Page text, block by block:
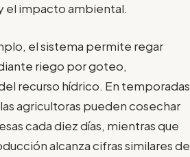
el impacto ambiental.
el sistema permite regar
riego por goteo,
recurso hídrico. En temporadas
agricultoras pueden cosechar
cada diez días, mientras que
alcanza cifras similares de